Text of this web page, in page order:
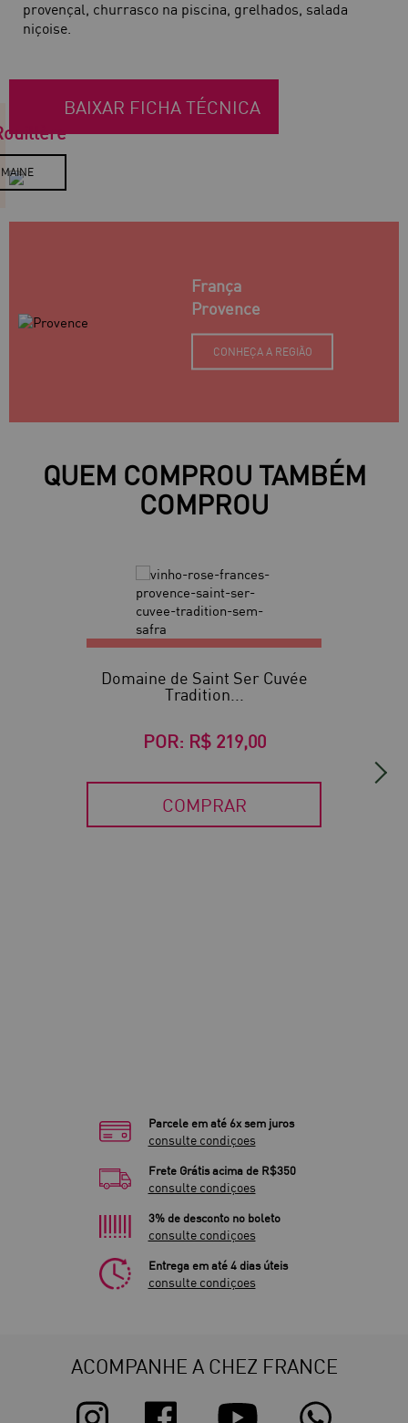
provençal, churrasco na piscina, grelhados, salada
niçoise.
BAIXAR FICHA TÉCNICA
França
Provence
CONHEÇA A REGIÃO
QUEM COMPROU TAMBÉM
COMPROU
Domaine de Saint Ser Cuvée
Tradition...
POR: R$ 219,00
COMPRAR
Parcele em até 6x sem juros
consulte condiçoes
Frete Grátis acima de R$350
consulte condiçoes
3% de desconto no boleto
consulte condiçoes
Entrega em até 4 dias úteis
consulte condiçoes
ACOMPANHE A CHEZ FRANCE